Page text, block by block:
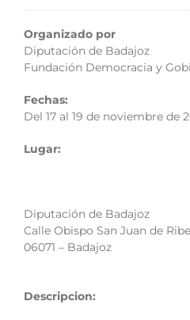
Organizado por
Diputación de Badajoz
Fundación Democracia y
Fechas:
Del 17 al 19 de noviembre de
Lugar:
Diputación de Badajoz
Calle Obispo San Juan de
06071 – Badajoz
Descripcion: